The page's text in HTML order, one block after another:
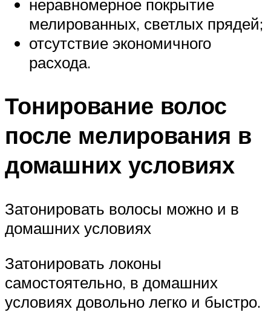
неравномерное покрытие
мелированных, светлых прядей;
отсутствие экономичного
расхода.
Тонирование волос
после мелирования в
домашних условиях
Затонировать волосы можно и в
домашних условиях
Затонировать локоны
самостоятельно, в домашних
условиях довольно легко и быстро.